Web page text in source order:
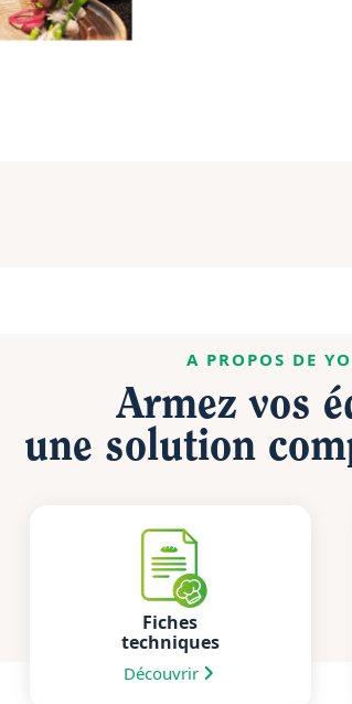
A PROPOS DE
Armez vos
une solution
Fiches
techniques
Découvrir